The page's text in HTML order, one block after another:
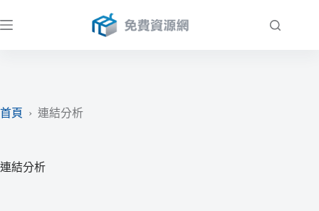
至
首頁
› 連結分析
連結分析